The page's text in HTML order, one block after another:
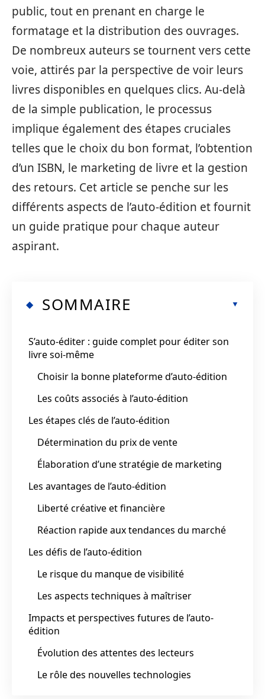
public, tout en prenant en charge le
formatage et la distribution des ouvrages.
De nombreux auteurs se tournent vers cette
voie, attirés par la perspective de voir leurs
livres disponibles en quelques clics. Au-delà
de la simple publication, le processus
implique également des étapes cruciales
telles que le choix du bon format, l’obtention
d’un ISBN, le marketing de livre et la gestion
des retours. Cet article se penche sur les
différents aspects de l’auto-édition et fournit
un guide pratique pour chaque auteur
aspirant.
SOMMAIRE
S’auto-éditer : guide complet pour éditer son
livre soi-même
Choisir la bonne plateforme d’auto-édition
Les coûts associés à l’auto-édition
Les étapes clés de l’auto-édition
Détermination du prix de vente
Élaboration d’une stratégie de marketing
Les avantages de l’auto-édition
Liberté créative et financière
Réaction rapide aux tendances du marché
Les défis de l’auto-édition
Le risque du manque de visibilité
Les aspects techniques à maîtriser
Impacts et perspectives futures de l’auto-
édition
Évolution des attentes des lecteurs
Le rôle des nouvelles technologies